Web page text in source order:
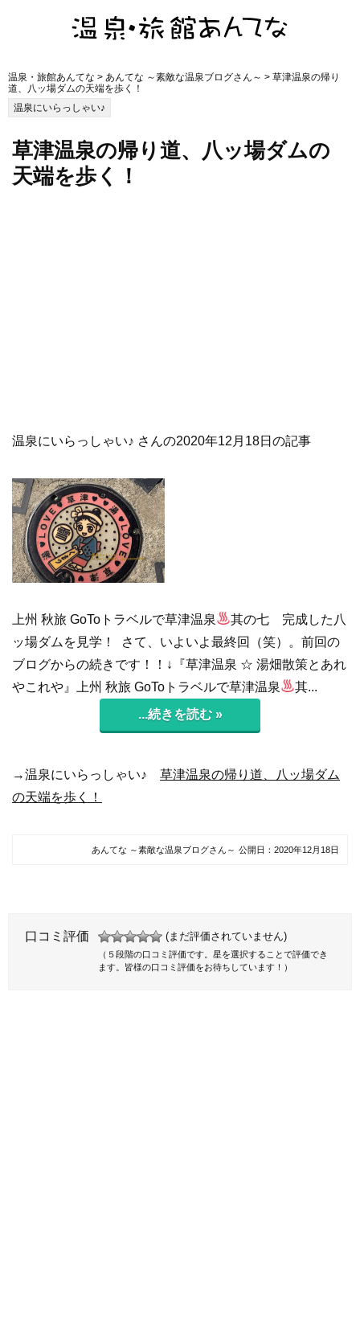
温泉・旅館あんてな > あんてな ～素敵な温泉ブログさん～ > 草津温泉の帰り
道、八ッ場ダムの天端を歩く！
温泉にいらっしゃい♪
草津温泉の帰り道、八ッ場ダムの
天端を歩く！
温泉にいらっしゃい♪ さんの2020年12月18日の記事
上州 秋旅 GoToトラベルで草津温泉
其の七 完成した八
ッ場ダムを見学！ さて、いよいよ最終回（笑）。前回の
ブログからの続きです！！↓『草津温泉 ☆ 湯畑散策とあれ
やこれや』上州 秋旅 GoToトラベルで草津温泉
其...
...続きを読む »
→温泉にいらっしゃい♪ 草津温泉の帰り道、八ッ場ダム
の天端を歩く！
あんてな ～素敵な温泉ブログさん～ 公開日： 2020年12月18日
口コミ評価 (まだ評価されていません)
（５段階の口コミ評価です。星を選択することで評価でき
ます。皆様の口コミ評価をお待ちしています！）